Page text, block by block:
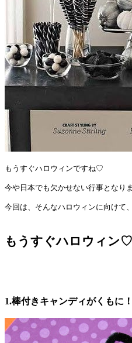
もうすぐハロウィンですね♡
今や日本でも欠かせない行事となり
今回は、そんなハロウィンに向けて
もうすぐハロウィン
1.棒付きキャンディがくもに！